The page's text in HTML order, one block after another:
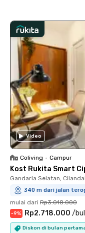
Video
Coliving • Campur
Kost Rukita Smart
Gandaria Selatan,
340 m dari jalan
mulai dari Rp3.018.000
-9% Rp2.718.000 /
Diskon di bulan